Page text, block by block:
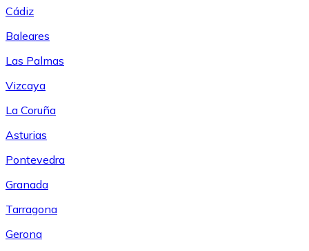
Cádiz
Baleares
Las Palmas
Vizcaya
La Coruña
Asturias
Pontevedra
Granada
Tarragona
Gerona